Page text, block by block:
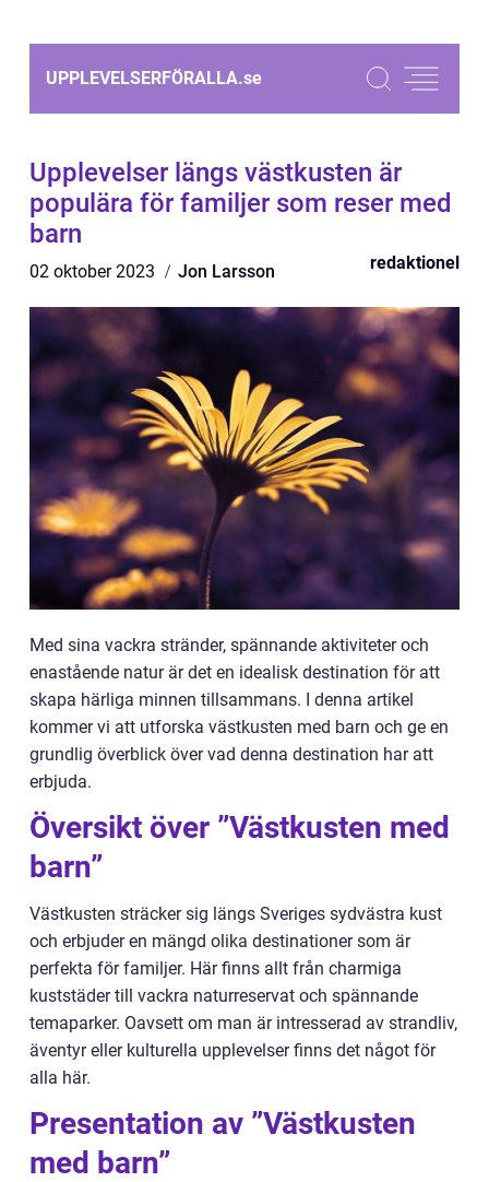
UPPLEVELSERFÖRALLA.se
Upplevelser längs västkusten är
populära för familjer som reser med
barn
02 oktober 2023 Jon Larsson redaktionel
Med sina vackra stränder, spännande aktiviteter och
enastående natur är det en idealisk destination för att
skapa härliga minnen tillsammans. I denna artikel
kommer vi att utforska västkusten med barn och ge en
grundlig överblick över vad denna destination har att
erbjuda.
Översikt över ”Västkusten med
barn”
Västkusten sträcker sig längs Sveriges sydvästra kust
och erbjuder en mängd olika destinationer som är
perfekta för familjer. Här finns allt från charmiga
kuststäder till vackra naturreservat och spännande
temaparker. Oavsett om man är intresserad av strandliv,
äventyr eller kulturella upplevelser finns det något för
alla här.
Presentation av ”Västkusten
med barn”